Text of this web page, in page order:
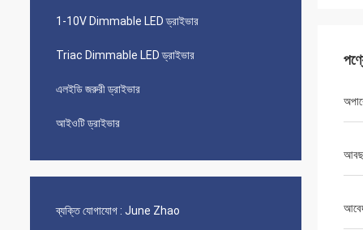
1-10V Dimmable LED ড্রাইভার
Triac Dimmable LED ড্রাইভার
এলইডি জরুরী ড্রাইভার
আইওটি ড্রাইভার
ব্যক্তি যোগাযোগ : June Zhao